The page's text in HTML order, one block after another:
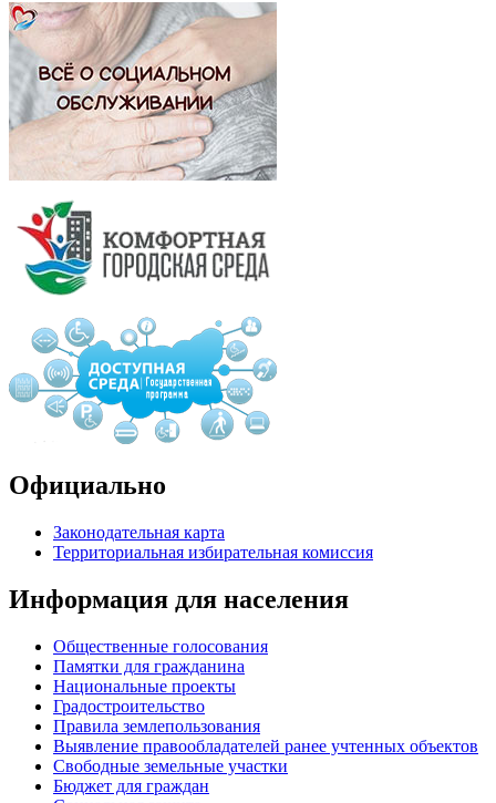
Официально
Законодательная карта
Территориальная избирательная комиссия
Информация для населения
Общественные голосования
Памятки для гражданина
Национальные проекты
Градостроительство
Правила землепользования
Выявление правообладателей ранее учтенных объектов
Свободные земельные участки
Бюджет для граждан